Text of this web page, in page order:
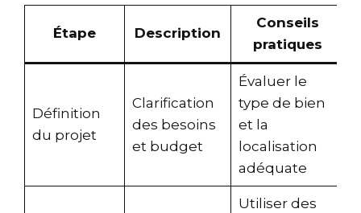
Étape Description
Conseils
pratiques
Définition
du projet
Clarification
des besoins
et budget
Évaluer le
type de bien
et la
localisation
adéquate
Utiliser des